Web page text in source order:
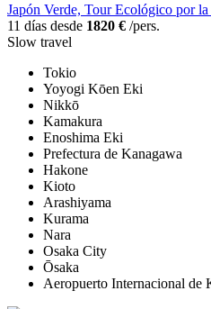
Japón Verde, Tour Ecológico por
11 días desde 1820 € /pers.
Slow travel
Tokio
Yoyogi Kōen Eki
Nikkō
Kamakura
Enoshima Eki
Prefectura de Kanagawa
Hakone
Kioto
Arashiyama
Kurama
Nara
Osaka City
Ōsaka
Aeropuerto Internacional de